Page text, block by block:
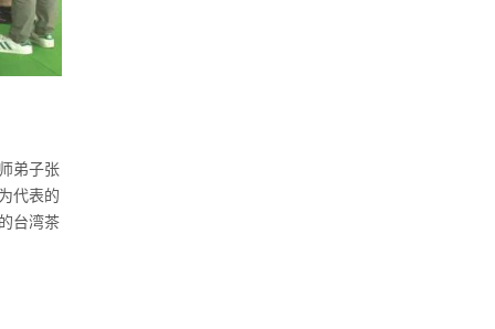
弟子张
代表的
台湾茶